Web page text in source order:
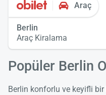
Araç
Berlin
Araç Kiralama
Popüler Berlin
Berlin konforlu ve keyifli